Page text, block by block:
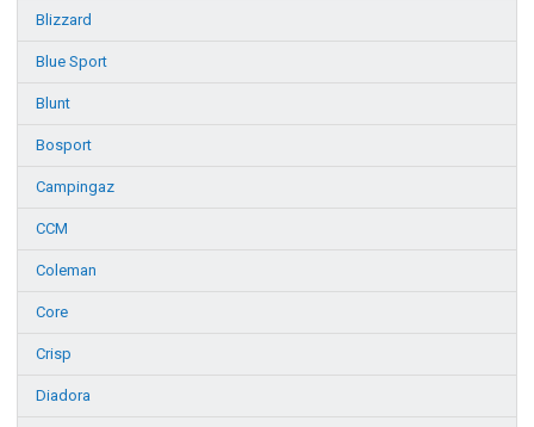
Blizzard
Blue Sport
Blunt
Bosport
Campingaz
CCM
Coleman
Core
Crisp
Diadora